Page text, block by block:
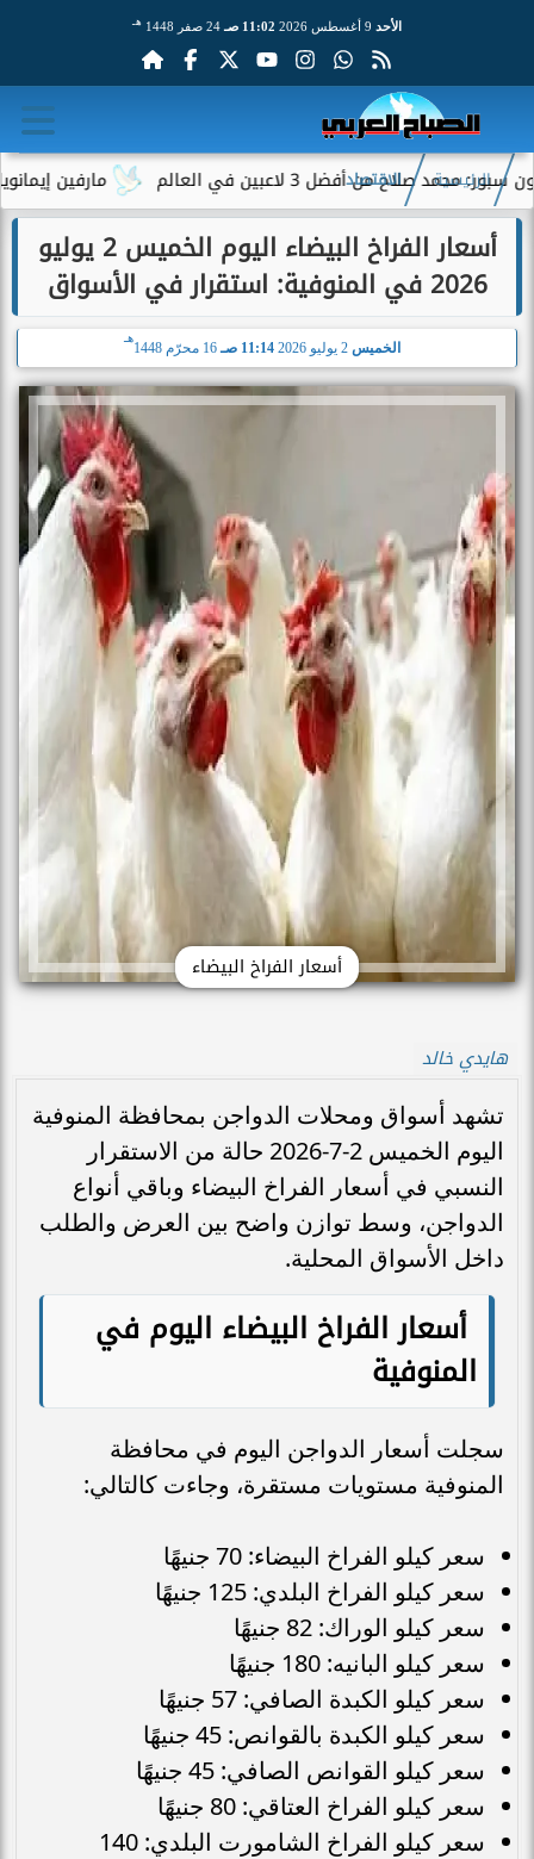
الأحد 11:02 صـ 24 صفر 1448 هـ
مارفين إيمانويل.. من أفضل 3 لاعبين في العالم
الرئيسية الاقتصاد
أسعار الفراخ البيضاء اليوم الخميس 2 يوليو
2026 في المنوفية: استقرار في الأسواق
الخميس 11:14 صـ 16 محرّم 1448
هـ
أسعار الفراخ البيضاء
هايدي خالد
تشهد أسواق ومحلات الدواجن بمحافظة المنوفية
اليوم الخميس 2-7-2026 حالة من الاستقرار
النسبي في أسعار الفراخ البيضاء وباقي أنواع
الدواجن، وسط توازن واضح بين العرض والطلب
داخل الأسواق المحلية.
أسعار الفراخ البيضاء اليوم في
المنوفية
سجلت أسعار الدواجن اليوم في محافظة
المنوفية مستويات مستقرة، وجاءت كالتالي:
سعر كيلو الفراخ البيضاء: 70 جنيهًا
سعر كيلو الفراخ البلدي: 125 جنيهًا
سعر كيلو الوراك: 82 جنيهًا
سعر كيلو البانيه: 180 جنيهًا
سعر كيلو الكبدة الصافي: 57 جنيهًا
سعر كيلو الكبدة بالقوانص: 45 جنيهًا
سعر كيلو القوانص الصافي: 45 جنيهًا
سعر كيلو الفراخ العتاقي: 80 جنيهًا
سعر كيلو الفراخ الشامورت البلدي: 140